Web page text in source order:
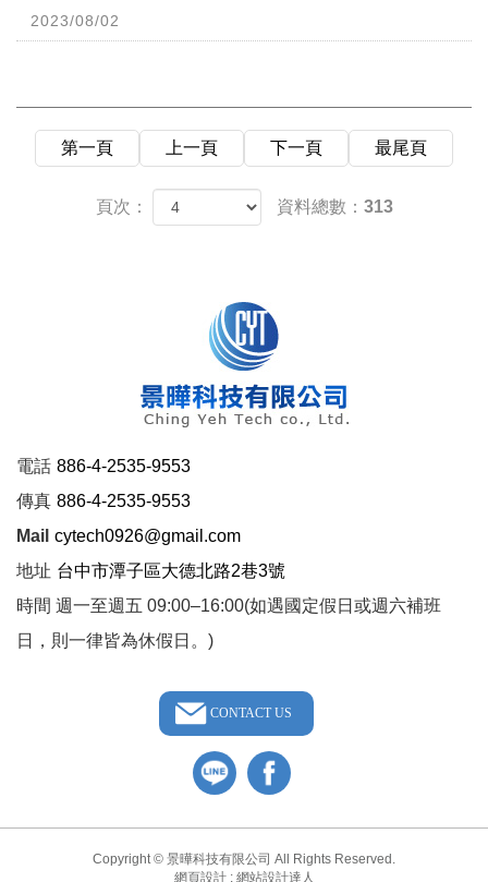
2023/08/02
第一頁 上一頁 下一頁 最尾頁
頁次： 資料總數：313
電話 886-4-2535-9553
傳真 886-4-2535-9553
Mail cytech0926@gmail.com
地址 台中市潭子區大德北路2巷3號
時間 週一至週五 09:00–16:00(如遇國定假日或週六補班
日，則一律皆為休假日。)
CONTACT US
Copyright © 景曄科技有限公司 All Rights Reserved.
網頁設計: 網站設計達人